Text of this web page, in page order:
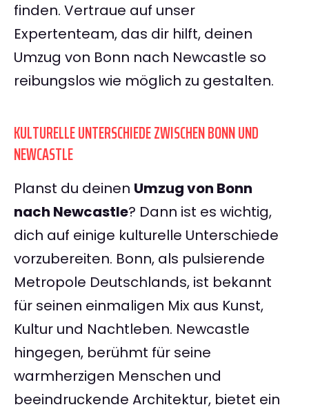
finden. Vertraue auf unser
Expertenteam, das dir hilft, deinen
Umzug von Bonn nach Newcastle so
reibungslos wie möglich zu gestalten.
KULTURELLE UNTERSCHIEDE ZWISCHEN BONN UND
NEWCASTLE
Planst du deinen Umzug von Bonn
nach Newcastle? Dann ist es wichtig,
dich auf einige kulturelle Unterschiede
vorzubereiten. Bonn, als pulsierende
Metropole Deutschlands, ist bekannt
für seinen einmaligen Mix aus Kunst,
Kultur und Nachtleben. Newcastle
hingegen, berühmt für seine
warmherzigen Menschen und
beeindruckende Architektur, bietet ein